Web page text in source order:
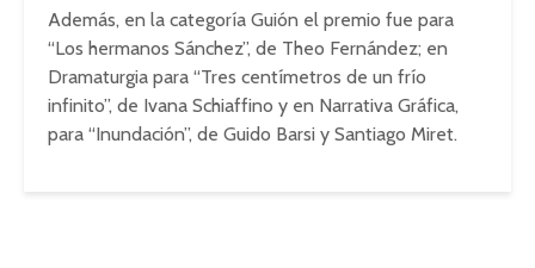
Además, en la categoría Guión el premio fue para
“Los hermanos Sánchez”, de Theo Fernández; en
Dramaturgia para “Tres centímetros de un frío
infinito”, de Ivana Schiaffino y en Narrativa Gráfica,
para “Inundación”, de Guido Barsi y Santiago Miret.